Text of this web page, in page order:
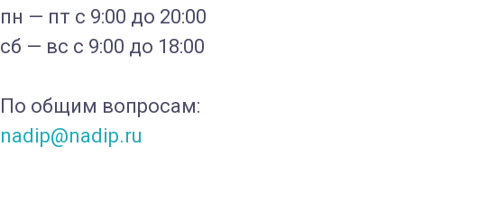
пн — пт с 9:00 до 20:00
сб — вс с 9:00 до 18:00
По общим вопросам:
nadip@nadip.ru